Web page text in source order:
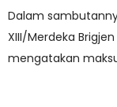
Dalam
XIII/Merdeka
mengatakan